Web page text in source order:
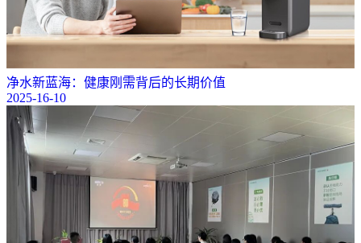
净水新蓝海：健康刚需背后的长期价值
2025-16-10